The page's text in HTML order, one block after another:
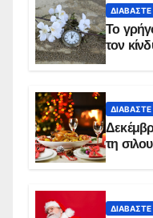
ΔΙΑΒΆΣΤΕ
Το
τον
ΔΙΑΒΆΣΤΕ
τη
ΔΙΑΒΆΣΤΕ